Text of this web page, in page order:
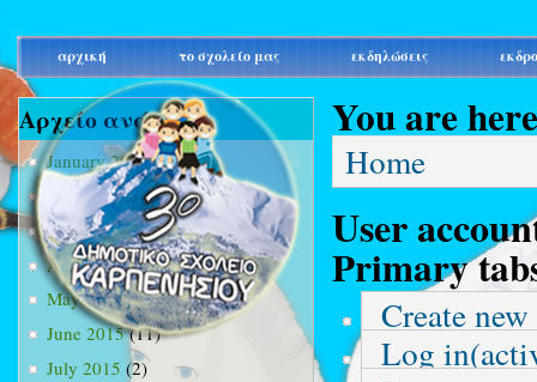
main_menu
αρχική το σχολείο μας εκδηλώσεις
Αρχείο ανά μήνα
January 2015(3)
February 2015(9)
March 2015(34)
April 2015(15)
May 2015(13)
June 2015(11)
July 2015 (2)
You are here
Home
User
Primary
Create
Log in